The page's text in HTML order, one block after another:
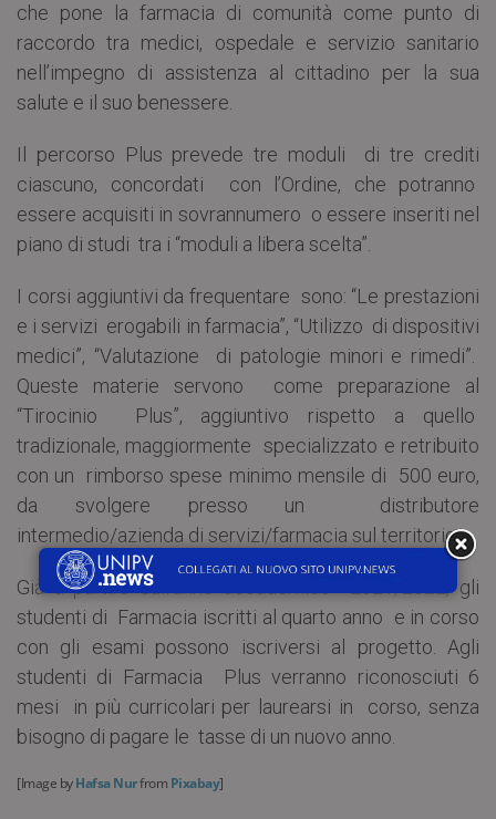
che pone la farmacia di comunità come punto di
raccordo tra medici, ospedale e servizio sanitario
nell’impegno di assistenza al cittadino per la sua
salute e il suo benessere.
Il percorso Plus prevede tre moduli di tre crediti
ciascuno, concordati con l’Ordine, che potranno
essere acquisiti in sovrannumero o essere inseriti nel
piano di studi tra i “moduli a libera scelta”.
I corsi aggiuntivi da frequentare sono: “Le prestazioni
e i servizi erogabili in farmacia”, “Utilizzo di dispositivi
medici”, “Valutazione di patologie minori e rimedi”.
Queste materie servono come preparazione al
“Tirocinio Plus”, aggiuntivo rispetto a quello
tradizionale, maggiormente specializzato e retribuito
con un rimborso spese minimo mensile di 500 euro,
da svolgere presso un distributore
intermedio/azienda di servizi/farmacia sul territorio.
Già a partire dall’anno accademico 2021/2022, gli
studenti di Farmacia iscritti al quarto anno e in corso
con gli esami possono iscriversi al progetto. Agli
studenti di Farmacia Plus verranno riconosciuti 6
mesi in più curricolari per laurearsi in corso, senza
bisogno di pagare le tasse di un nuovo anno.
[Image byHafsa Nurfrom Pixabay]